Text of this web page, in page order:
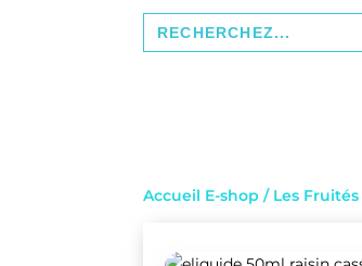
Search
for:
Accueil E-shop / Les Fruités